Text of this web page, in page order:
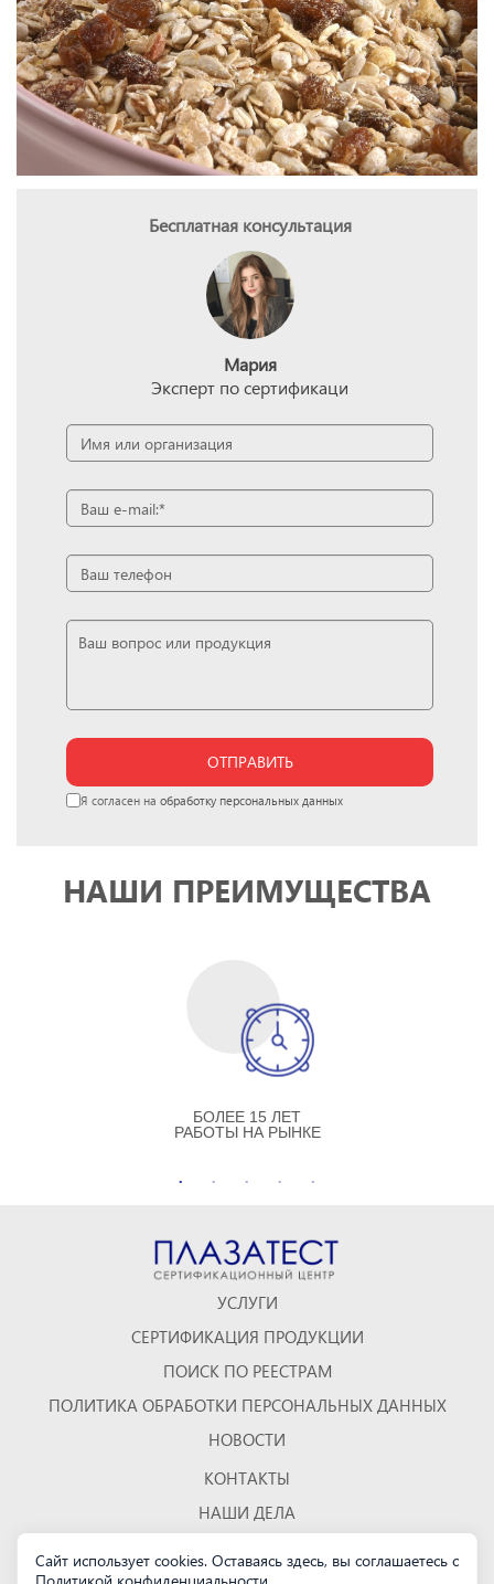
Бесплатная консультация
Мария
Эксперт по сертификаци
ОТПРАВИТЬ
Я согласен на обработку персональных данных
НАШИ ПРЕИМУЩЕСТВА
БОЛЕЕ 15 ЛЕТ
РАБОТЫ НА РЫНКЕ
УСЛУГИ
СЕРТИФИКАЦИЯ ПРОДУКЦИИ
ПОИСК ПО РЕЕСТРАМ
ПОЛИТИКА ОБРАБОТКИ ПЕРСОНАЛЬНЫХ ДАННЫХ
НОВОСТИ
КОНТАКТЫ
НАШИ ДЕЛА
Сайт использует cookies. Оставаясь здесь, вы соглашаетесь с